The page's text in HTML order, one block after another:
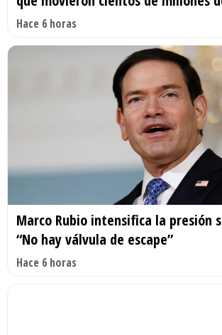
Hace 6 horas
Marco Rubio intensifica la presión
“No hay válvula de escape”
Hace 6 horas